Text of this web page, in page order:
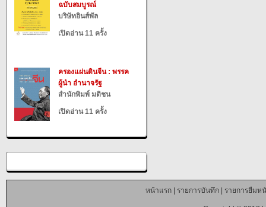
ฉบับสมบูรณ์
บริษัทอินส์พัล
เปิดอ่าน 11 ครั้ง
ครองแผ่นดินจีน : พรรค
ผู้นำ อำนาจรัฐ
สำนักพิมพ์ มติชน
เปิดอ่าน 11 ครั้ง
หน้าแรก| รายการบันทึก| รายการยืมห